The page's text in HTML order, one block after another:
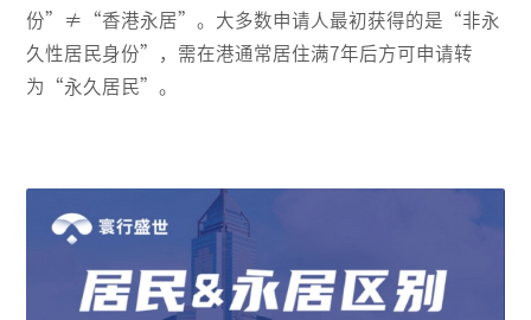
份”≠“香港永居”。大多数申请人最初获得的是“非永
久性居民身份”，需在港通常居住满7年后方可申请转
为“永久居民”。